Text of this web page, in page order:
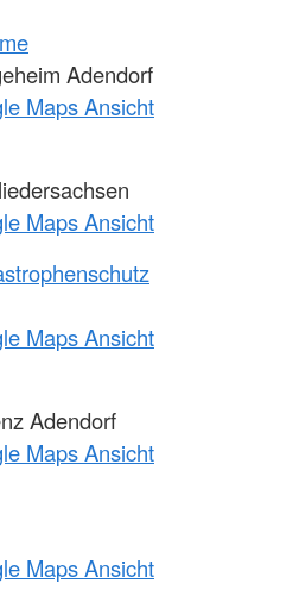
Adendorf
Maps Ansicht
Maps Ansicht
Maps Ansicht
Adendorf
Maps Ansicht
Maps Ansicht